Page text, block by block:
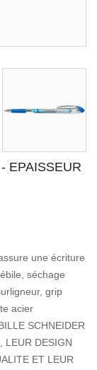
EPAISSEUR
une écriture
séchage
grip
acier
SCHNEIDER
LEUR DESIGN
ET LEUR